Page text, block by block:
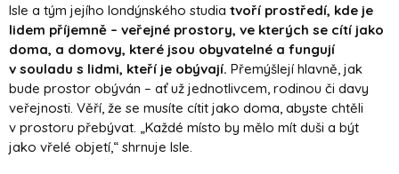
Isle a tým jejího londýnského studia tvoří prostředí, kde je
lidem příjemně – veřejné prostory, ve kterých se cítí jako
doma, a domovy, které jsou obyvatelné a fungují
v souladu s lidmi, kteří je obývají. Přemýšlejí hlavně, jak
bude prostor obýván – ať už jednotlivcem, rodinou či davy
veřejnosti. Věří, že se musíte cítit jako doma, abyste chtěli
v prostoru přebývat. „Každé místo by mělo mít duši a být
jako vřelé objetí,“ shrnuje Isle.